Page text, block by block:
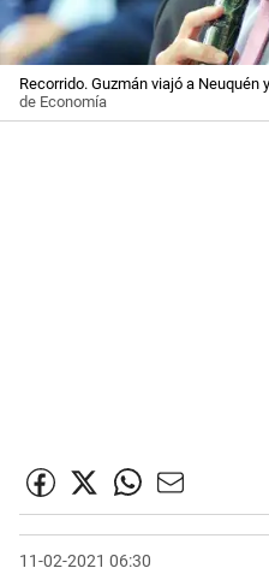
Recorrido. Guzmán viajó a Neuquén
de Economía
11-02-2021 06:30